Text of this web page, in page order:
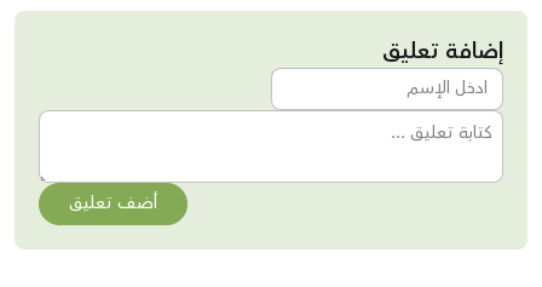
إضافة تعليق
أضف تعليق